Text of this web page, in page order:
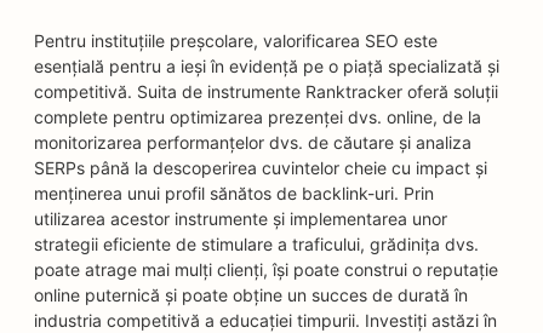
Pentru instituțiile preșcolare, valorificarea SEO este
esențială pentru a ieși în evidență pe o piață specializată și
competitivă. Suita de instrumente Ranktracker oferă soluții
complete pentru optimizarea prezenței dvs. online, de la
monitorizarea performanțelor dvs. de căutare și analiza
SERPs până la descoperirea cuvintelor cheie cu impact și
menținerea unui profil sănătos de backlink-uri. Prin
utilizarea acestor instrumente și implementarea unor
strategii eficiente de stimulare a traficului, grădinița dvs.
poate atrage mai mulți clienți, își poate construi o reputație
online puternică și poate obține un succes de durată în
industria competitivă a educației timpurii. Investiți astăzi în